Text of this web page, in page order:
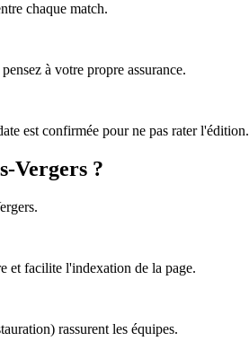
chaque match.
à votre propre assurance.
est confirmée pour ne pas rater l'édition.
Vergers ?
et facilite l'indexation de la page.
rassurent les équipes.